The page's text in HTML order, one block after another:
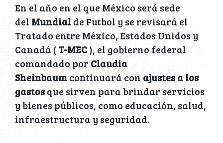
En el año en el que México será sede
del Mundialde Futbol y se revisará el
Tratado entre México, Estados Unidos y
Canadá (T-MEC), el gobierno federal
comandado por Claudia
Sheinbaumcontinuará con ajustes a los
gastosque sirven para brindar servicios
y bienes públicos, como educación, salud,
infraestructura y seguridad.